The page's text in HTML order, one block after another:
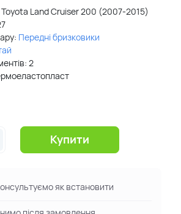
Land Cruiser 200 (2007-2015)
Передні бризковики
2
Купити
як встановити